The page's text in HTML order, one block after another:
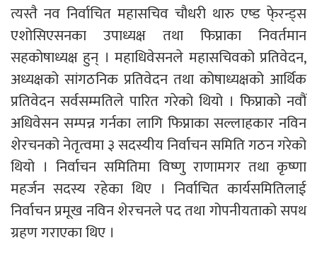
त्यस्तै नव निर्वाचित महासचिव चौधरी थारु एष्ड फे्रन्ड्स
एशोसिएसनका उपाध्यक्ष तथा फिप्नाका निवर्तमान
सहकोषाध्यक्ष हुन् । महाधिवेसनले महासचिवको प्रतिवेदन,
अध्यक्षको सांगठनिक प्रतिवेदन तथा कोषाध्यक्षको आर्थिक
प्रतिवेदन सर्वसम्मतिले पारित गरेको थियो । फिप्नाको नवौं
अधिवेसन सम्पन्न गर्नका लागि फिप्नाका सल्लाहकार नविन
शेरचनको नेतृत्वमा ३ सदस्यीय निर्वाचन समिति गठन गरेको
थियो । निर्वाचन समितिमा विष्णु राणामगर तथा कृष्णा
महर्जन सदस्य रहेका थिए । निर्वाचित कार्यसमितिलाई
निर्वाचन प्रमूख नविन शेरचनले पद तथा गोपनीयताको सपथ
ग्रहण गराएका थिए ।